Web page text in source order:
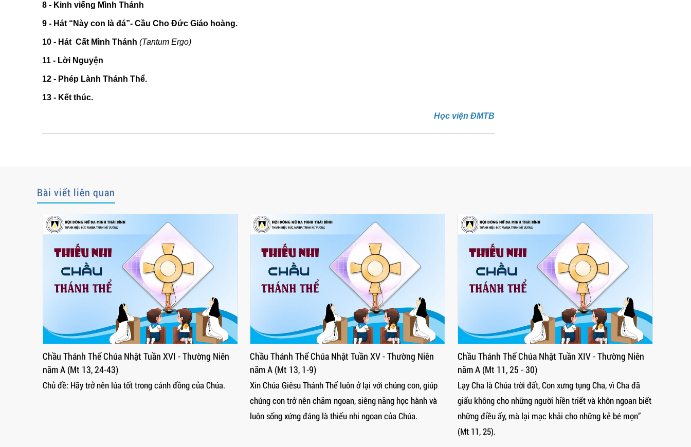
8 - Kinh viếng Mình Thánh
9 - Hát “Này con là đá”- Cầu Cho Đức Giáo hoàng.
10 - Hát Cất Mình Thánh (Tantum Ergo)
11 - Lời Nguyện
12 - Phép Lành Thánh Thể.
13 - Kết thúc.
Học viện ĐMTB
Bài viết liên quan
Chầu Thánh Thể Chúa Nhật Tuần XVI - Thường Niên
năm A (Mt 13, 24-43)
Chủ đề: Hãy trở nên lúa tốt trong cánh đồng của Chúa.
Chầu Thánh Thể Chúa Nhật Tuần XV - Thường Niên
năm A (Mt 13, 1-9)
Xin Chúa Giêsu Thánh Thể luôn ở lại với chúng con, giúp
chúng con trở nên chăm ngoan, siêng năng học hành và
luôn sống xứng đáng là thiếu nhi ngoan của Chúa.
Chầu Thánh Thể Chúa Nhật Tuần XIV - Thường Niên
năm A (Mt 11, 25 - 30)
Lạy Cha là Chúa trời đất, Con xưng tụng Cha, vì Cha đã
giấu không cho những người hiền triết và khôn ngoan biết
những điều ấy, mà lại mạc khải cho những kẻ bé mọn”
(Mt 11, 25).